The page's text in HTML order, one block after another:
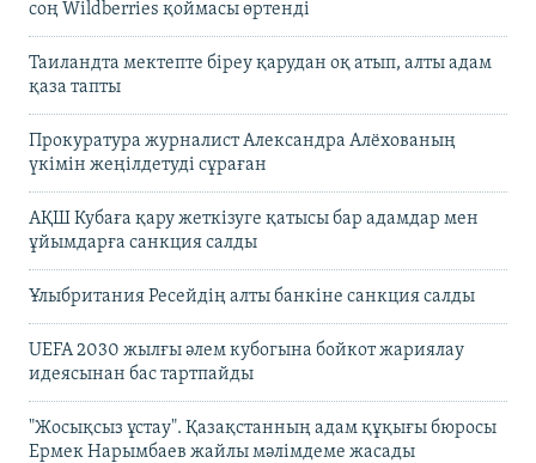
соң Wildberries қоймасы өртенді
Таиландта мектепте біреу қарудан оқ атып, алты адам
қаза тапты
Прокуратура журналист Александра Алёхованың
үкімін жеңілдетуді сұраған
АҚШ Кубаға қару жеткізуге қатысы бар адамдар мен
ұйымдарға санкция салды
Ұлыбритания Ресейдің алты банкіне санкция салды
UEFA 2030 жылғы әлем кубогына бойкот жариялау
идеясынан бас тартпайды
"Жосықсыз ұстау". Қазақстанның адам құқығы бюросы
Ермек Нарымбаев жайлы мәлімдеме жасады